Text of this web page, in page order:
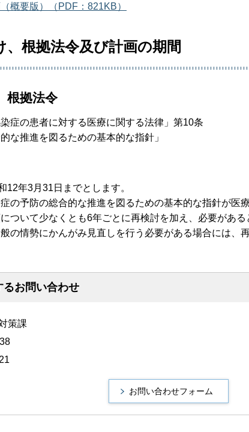
概要版）（PDF：821KB）
、根拠法令及び計画の期間
根拠法令
染症の患者に対する医療に関する法律」第10条
な推進を図るための基本的な指針」
12年3月31日までとします。
の予防の総合的な推進を図るための基本的な指針が医
ついて少なくとも6年ごとに再検討を加え、必要があ
の情勢にかんがみ見直しを行う必要がある場合には、
るお問い合わせ
策課